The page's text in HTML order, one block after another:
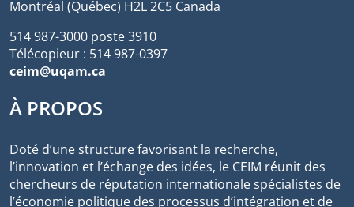
Montréal (Québec) H2L 2C5 Canada
514 987-3000 poste 3910
Télécopieur : 514 987-0397
ceim@uqam.ca
À PROPOS
Doté d’une structure favorisant la recherche,
l’innovation et l’échange des idées, le CEIM réunit des
chercheurs de réputation internationale spécialistes de
l’économie politique des processus d’intégration et de